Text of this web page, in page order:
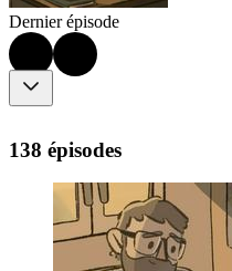
Dernier épisode
138 épisodes